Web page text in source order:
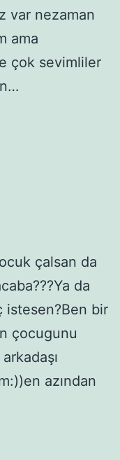
var nezaman
ama
çok sevimliler
çalsan da
da
istesen?Ben bir
çocugunu
azından